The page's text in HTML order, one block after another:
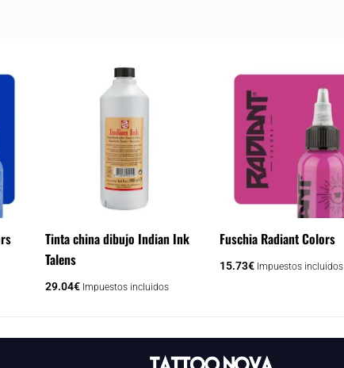
Tinta china dibujo Indian Ink
Talens
29.04€ Impuestos incluidos
Fuschia Radiant Colors
15.73€ Impuestos incluidos